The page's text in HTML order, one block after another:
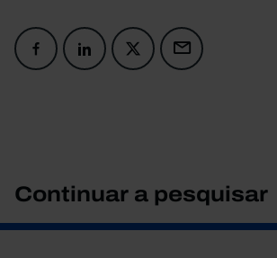
Continuar a pesquisar